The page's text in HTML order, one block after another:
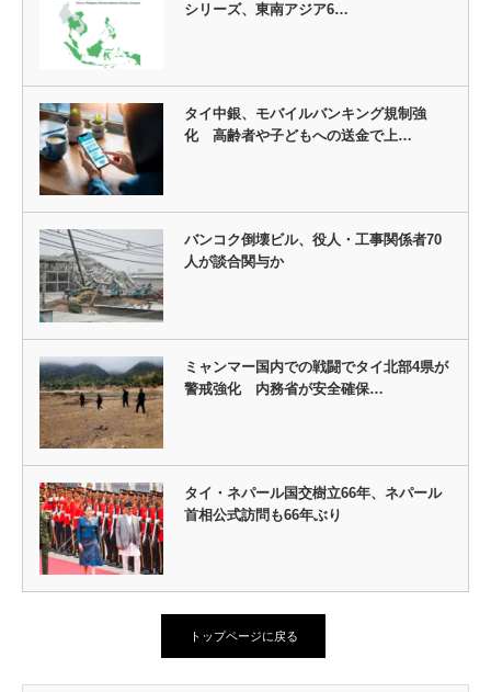
シリーズ、東南アジア6…
タイ中銀、モバイルバンキング規制強
化 高齢者や子どもへの送金で上…
バンコク倒壊ビル、役人・工事関係者70
人が談合関与か
ミャンマー国内での戦闘でタイ北部4県が
警戒強化 内務省が安全確保…
タイ・ネパール国交樹立66年、ネパール
首相公式訪問も66年ぶり
トップページに戻る